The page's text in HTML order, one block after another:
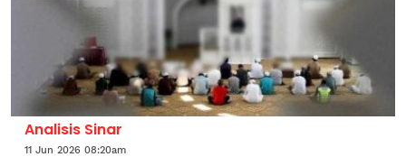
Analisis Sinar
11 Jun 2026 08:20am